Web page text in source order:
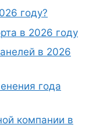
году?
в 2026 году
в 2026
года
компании в